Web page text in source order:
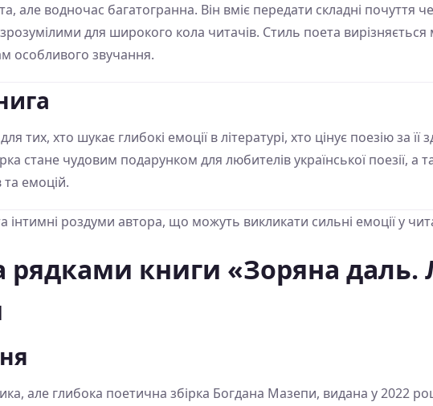
але водночас багатогранна. Він вміє передати складні почуття
для широкого кола читачів. Стиль поета вирізняється
особливого звучання.
тих, хто шукає глибокі емоції в літературі, хто цінує поезію за її
стане чудовим подарунком для любителів української поезії, а
та емоцій.
інтимні роздуми автора, що можуть викликати сильні емоції у
рядками книги «Зоряна даль.
але глибока поетична збірка Богдана Мазепи, видана у 2022